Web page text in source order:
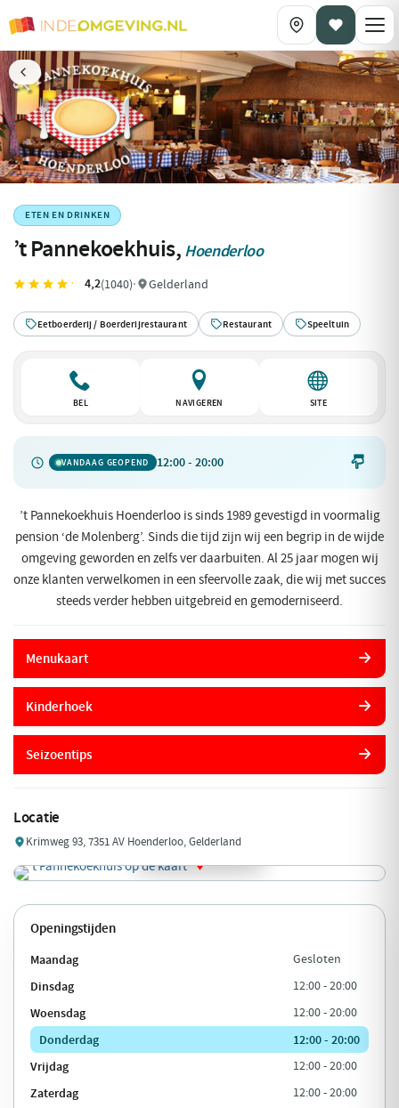
ETEN EN DRINKEN
’t Pannekoekhuis, Hoenderloo
4,2(1040)· Gelderland
Eetboerderij / Boerderijrestaurant Restaurant Speeltuin
BEL NAVIGEREN SITE
VANDAAG GEOPEND 12:00 - 20:00 
’t Pannekoekhuis Hoenderloo is sinds 1989 gevestigd in voormalig
pension ‘de Molenberg’. Sinds die tijd zijn wij een begrip in de wijde
omgeving geworden en zelfs ver daarbuiten. Al 25 jaar mogen wij
onze klanten verwelkomen in een sfeervolle zaak, die wij met succes
steeds verder hebben uitgebreid en gemoderniseerd.
Menukaart
Kinderhoek
Seizoentips
Locatie
Krimweg 93, 7351 AV Hoenderloo, Gelderland
Openingstijden
Maandag Gesloten
Dinsdag 12:00 - 20:00
Woensdag 12:00 - 20:00
Donderdag
12:00 - 20:00
Vrijdag
12:00 - 20:00
Zaterdag 12:00 - 20:00